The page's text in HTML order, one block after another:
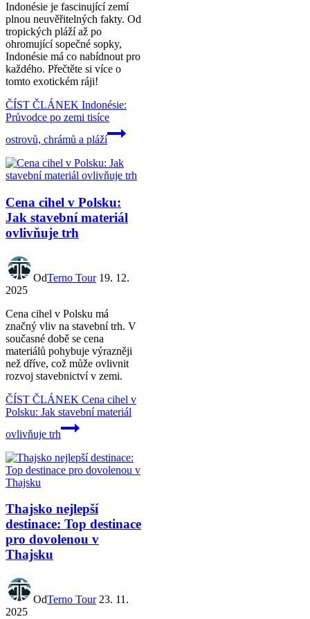
Indonésie je fascinující zemí
plnou neuvěřitelných fakty. Od
tropických pláží až po
ohromující sopečné sopky,
Indonésie má co nabídnout pro
každého. Přečtěte si více o
tomto exotickém ráji!
ČÍST ČLÁNEK Indonésie:
Průvodce po zemi tisíce
ostrovů, chrámů a pláží
Cena cihel v Polsku:
Jak stavební materiál
ovlivňuje trh
OdTerno Tour 19. 12.
2025
Cena cihel v Polsku má
značný vliv na stavební trh. V
současné době se cena
materiálů pohybuje výrazněji
než dříve, což může ovlivnit
rozvoj stavebnictví v zemi.
ČÍST ČLÁNEK Cena cihel v
Polsku: Jak stavební materiál
ovlivňuje trh
Thajsko nejlepší
destinace: Top destinace
pro dovolenou v
Thajsku
OdTerno Tour 23. 11.
2025